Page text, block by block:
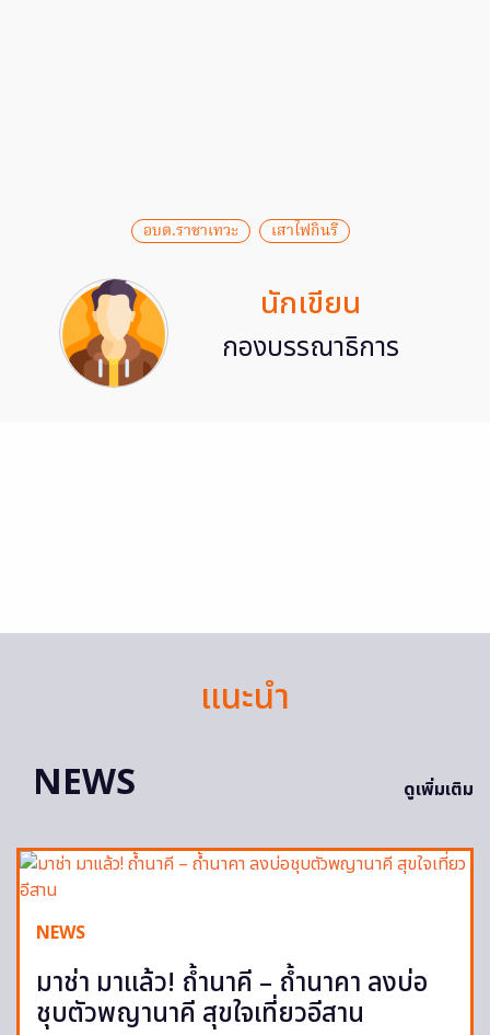
อบต.ราชาเทวะ เสาไฟกินรี
นักเขียน
กองบรรณาธิการ
แนะนำ
NEWS
ดูเพิ่มเติม
NEWS
มาช่า มาแล้ว! ถ้ำนาคี – ถ้ำนาคา ลงบ่อ
ชุบตัวพญานาคี สุขใจเที่ยวอีสาน